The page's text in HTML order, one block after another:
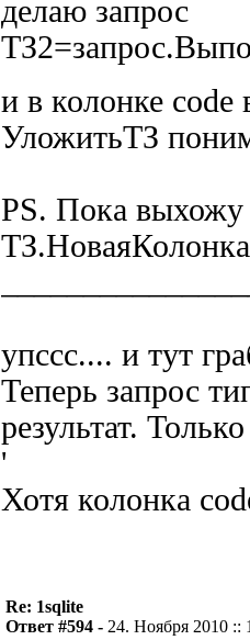
делаю запрос
и в колонке
УложитьТЗ
PS. Пока выхожу
упссс.... и тут
Теперь запрос
результат.
'
Хотя колонка
Re: 1sqlite
Ответ #594 - 24. Ноября 2010 ::